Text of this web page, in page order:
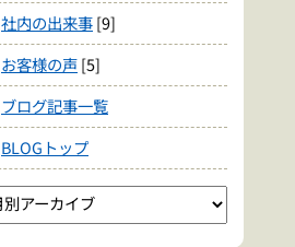
社内の出来事[9]
お客様の声[5]
ブログ記事一覧
BLOGトップ